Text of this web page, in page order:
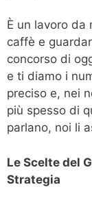
È un lavoro da
caffè e
concorso di
e ti diamo i
preciso e, nei
più spesso di
parlano, noi li
Le Scelte del
Strategia